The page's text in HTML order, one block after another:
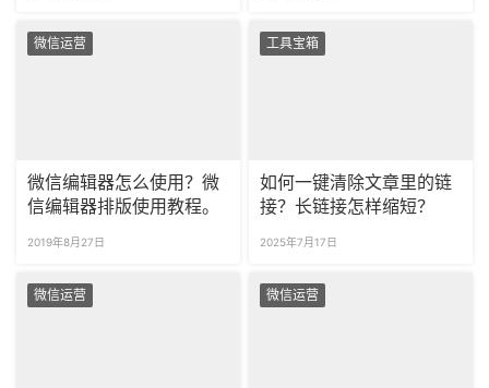
微信运营
微信编辑器怎么使用？微
信编辑器排版使用教程。
2019年8月27日
工具宝箱
如何一键清除文章里的链
接？长链接怎样缩短？
2025年7月17日
微信运营 微信运营